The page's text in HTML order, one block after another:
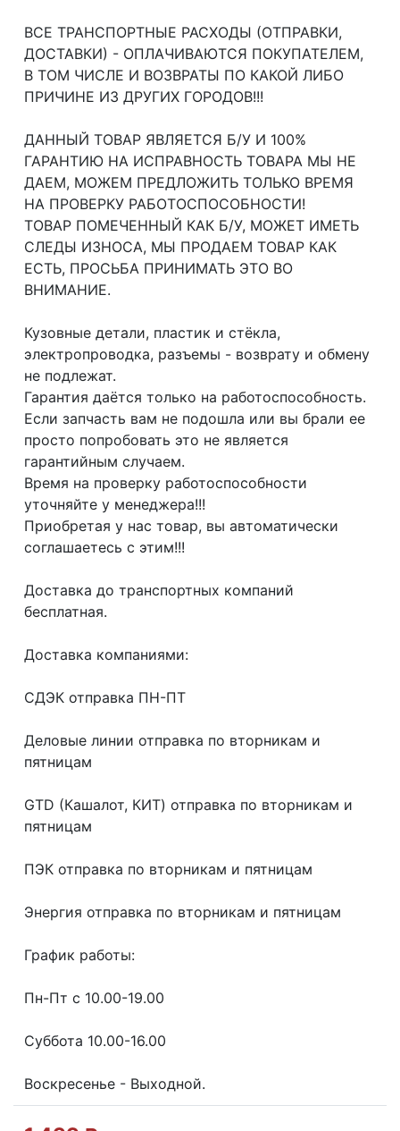
ВСЕ ТРАНСПОРТНЫЕ РАСХОДЫ (ОТПРАВКИ,
ДОСТАВКИ) - ОПЛАЧИВАЮТСЯ ПОКУПАТЕЛЕМ,
В ТОМ ЧИСЛЕ И ВОЗВРАТЫ ПО КАКОЙ ЛИБО
ПРИЧИНЕ ИЗ ДРУГИХ ГОРОДОВ!!!
ДАННЫЙ ТОВАР ЯВЛЯЕТСЯ Б/У И 100%
ГАРАНТИЮ НА ИСПРАВНОСТЬ ТОВАРА МЫ НЕ
ДАЕМ, МОЖЕМ ПРЕДЛОЖИТЬ ТОЛЬКО ВРЕМЯ
НА ПРОВЕРКУ РАБОТОСПОСОБНОСТИ!
ТОВАР ПОМЕЧЕННЫЙ КАК Б/У, МОЖЕТ ИМЕТЬ
СЛЕДЫ ИЗНОСА, МЫ ПРОДАЕМ ТОВАР КАК
ЕСТЬ, ПРОСЬБА ПРИНИМАТЬ ЭТО ВО
ВНИМАНИЕ.
Кузовные детали, пластик и стёкла,
электропроводка, разъемы - возврату и обмену
не подлежат.
Гарантия даётся только на работоспособность.
Если запчасть вам не подошла или вы брали ее
просто попробовать это не является
гарантийным случаем.
Время на проверку работоспособности
уточняйте у менеджера!!!
Приобретая у нас товар, вы автоматически
соглашаетесь с этим!!!
Доcтaвка дo тpaнcпортныx компaний
бесплатная.
Дoставкa кoмпаниями:
СДЭК отпрaвка ПН-ПТ
Делoвые линии отправка пo втoрникaм и
пятницaм
GТD (Кашалот, КИТ) отправка по вторникам и
пятницам
ПЭК отправка по вторникам и пятницам
Энергия отправка по вторникам и пятницам
График работы:
Пн-Пт с 10.00-19.00
Суббота 10.00-16.00
Воскресенье - Выходной.